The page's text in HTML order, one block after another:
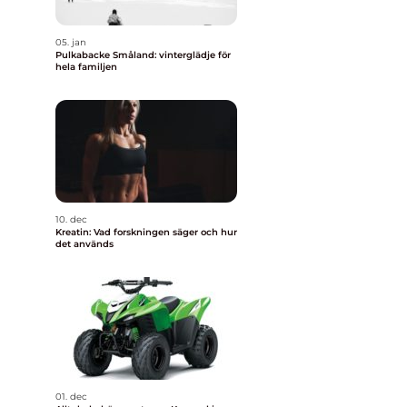
05. jan
Pulkabacke Småland: vinterglädje för
hela familjen
10. dec
Kreatin: Vad forskningen säger och hur
det används
01. dec